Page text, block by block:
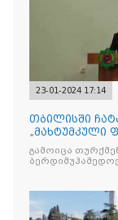
23-01-2024 17:14
თბილისში
„მახტუმკული
გამოიცა